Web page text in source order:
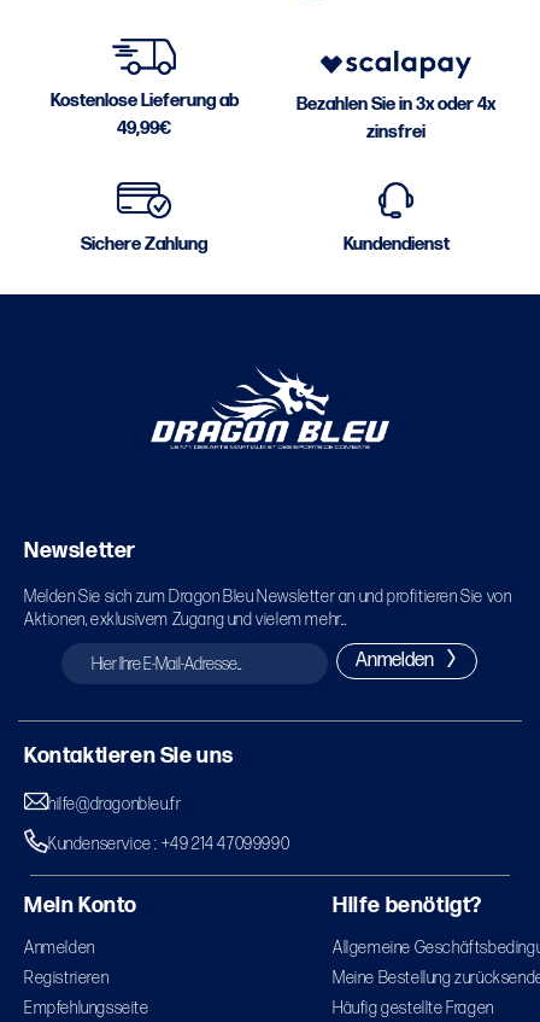
Kostenlose Lieferung ab
49,99€
Bezahlen Sie in 3x oder 4x
zinsfrei
Sichere Zahlung Kundendienst
Newsletter
Melden Sie sich zum Dragon Bleu Newsletter an und profitieren Sie von
Aktionen, exklusivem Zugang und vielem mehr...
Anmelden
Kontaktieren Sie uns
hilfe@dragonbleu.fr
Kundenservice : +49 214 47099990
Mein Konto
Anmelden
Registrieren
Empfehlungsseite
Hilfe benötigt?
Allgemeine
Meine Bestellung
Häufig gestellte Fragen